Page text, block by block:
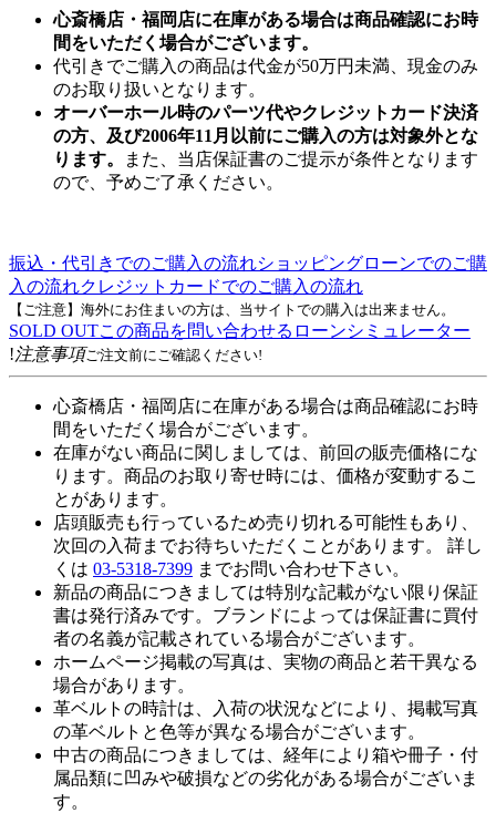
心斎橋店・福岡店に在庫がある場合は商品確認にお時
間をいただく場合がございます。
代引きでご購入の商品は代金が50万円未満、現金のみ
のお取り扱いとなります。
オーバーホール時のパーツ代やクレジットカード決済
の方、及び2006年11月以前にご購入の方は対象外とな
ります。
また、当店保証書のご提示が条件となります
ので、予めご了承ください。
振込・代引きでのご購入の流れショッピングローンでのご購
入の流れクレジットカードでのご購入の流れ
【ご注意】海外にお住まいの方は、当サイトでの購入は出来ません。
SOLD OUTこの商品を問い合わせる ローンシミュレーター
!注意事項ご注文前にご確認ください!
心斎橋店・福岡店に在庫がある場合は商品確認にお時
間をいただく場合がございます。
在庫がない商品に関しましては、前回の販売価格にな
ります。商品のお取り寄せ時には、価格が変動するこ
とがあります。
店頭販売も行っているため売り切れる可能性もあり、
次回の入荷までお待ちいただくことがあります。 詳し
くは 03-5318-7399 までお問い合わせ下さい。
新品の商品につきましては特別な記載がない限り保証
書は発行済みです。ブランドによっては保証書に買付
者の名義が記載されている場合がございます。
ホームページ掲載の写真は、実物の商品と若干異なる
場合があります。
革ベルトの時計は、入荷の状況などにより、掲載写真
の革ベルトと色等が異なる場合がございます。
中古の商品につきましては、経年により箱や冊子・付
属品類に凹みや破損などの劣化がある場合がございま
す。